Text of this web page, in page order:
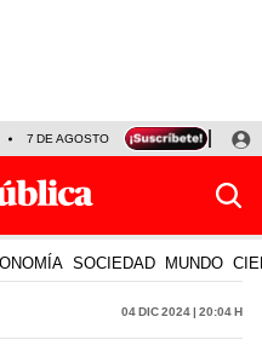
7 DE AGOSTO TINKA RESULTADOS
SOCIEDAD MUNDO
04 Dic 2024 | 20:04 h